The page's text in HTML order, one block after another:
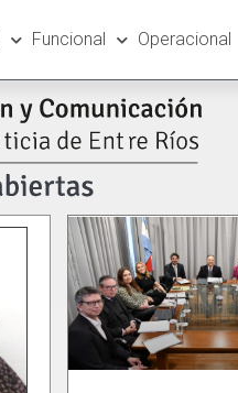
Funcional Operacional